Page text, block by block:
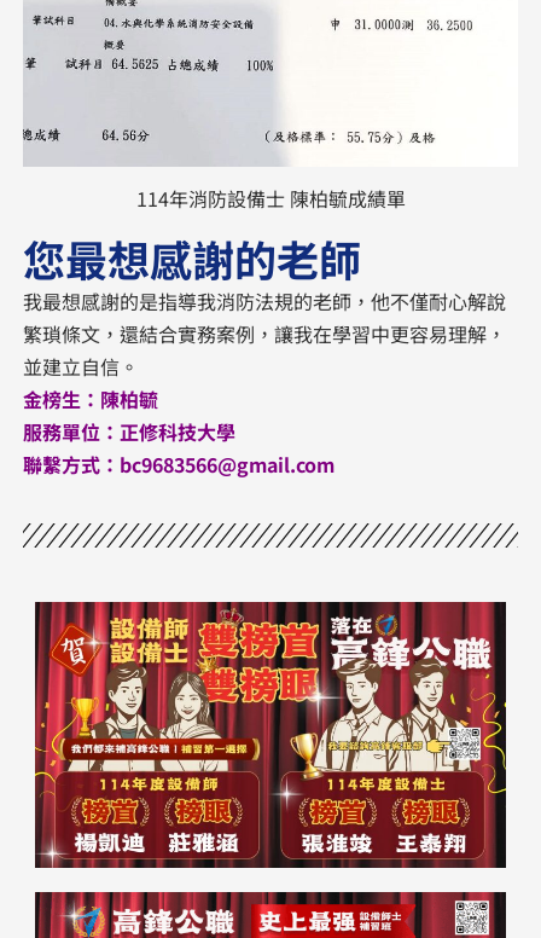
114年消防設備士 陳柏毓成績單
您最想感謝的老師
我最想感謝的是指導我消防法規的老師，他不僅耐心解說
繁瑣條文，還結合實務案例，讓我在學習中更容易理解，
並建立自信。
金榜生： 陳柏毓
服務單位： 正修科技大學
聯繫方式： bc9683566@gmail.com